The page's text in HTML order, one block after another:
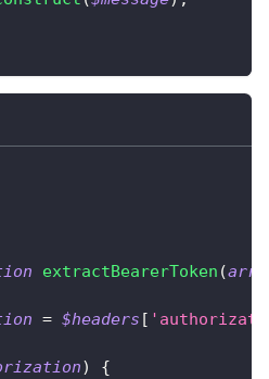
extractBearerToken (
= $headers [
)
{